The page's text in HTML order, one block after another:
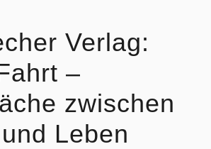
Verlag:
–
zwischen
Leben